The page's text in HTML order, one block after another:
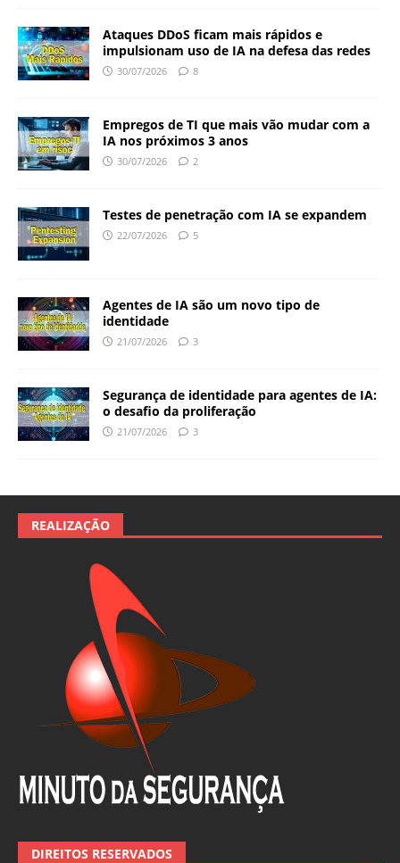
Ataques DDoS ficam mais rápidos e
impulsionam uso de IA na defesa das redes
30/07/2026 8
Empregos de TI que mais vão mudar com a
IA nos próximos 3 anos
30/07/2026 2
Testes de penetração com IA se expandem
22/07/2026 5
Agentes de IA são um novo tipo de
identidade
21/07/2026 3
Segurança de identidade para agentes de IA:
o desafio da proliferação
21/07/2026 3
REALIZAÇÃO
DIREITOS RESERVADOS